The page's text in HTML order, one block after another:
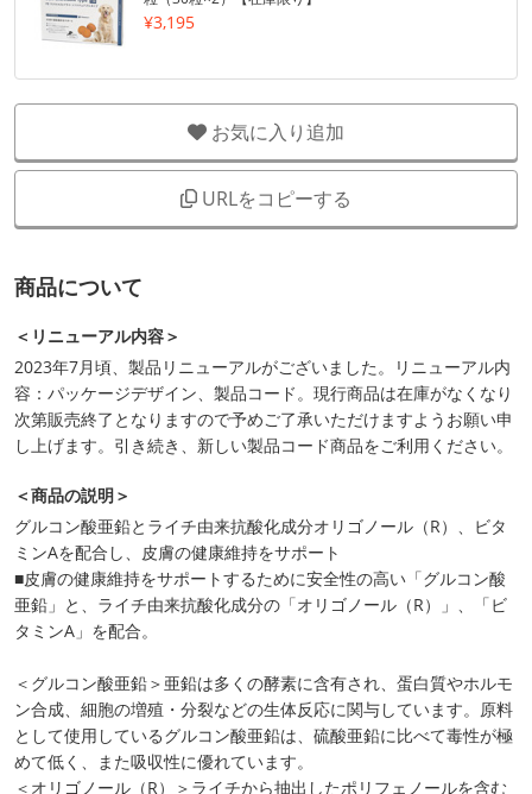
¥3,195
お気に入り追加
URLをコピーする
商品について
＜リニューアル内容＞
2023年7月頃、製品リニューアルがございました。リニューアル内
容：パッケージデザイン、製品コード。現行商品は在庫がなくなり
次第販売終了となりますので予めご了承いただけますようお願い申
し上げます。引き続き、新しい製品コード商品をご利用ください。
＜商品の説明＞
グルコン酸亜鉛とライチ由来抗酸化成分オリゴノール（R）、ビタ
ミンAを配合し、皮膚の健康維持をサポート
■皮膚の健康維持をサポートするために安全性の高い「グルコン酸
亜鉛」と、ライチ由来抗酸化成分の「オリゴノール（R）」、「ビ
タミンA」を配合。
＜グルコン酸亜鉛＞亜鉛は多くの酵素に含有され、蛋白質やホルモ
ン合成、細胞の増殖・分裂などの生体反応に関与しています。原料
として使用しているグルコン酸亜鉛は、硫酸亜鉛に比べて毒性が極
めて低く、また吸収性に優れています。
＜オリゴノール（R）＞ライチから抽出したポリフェノールを含む